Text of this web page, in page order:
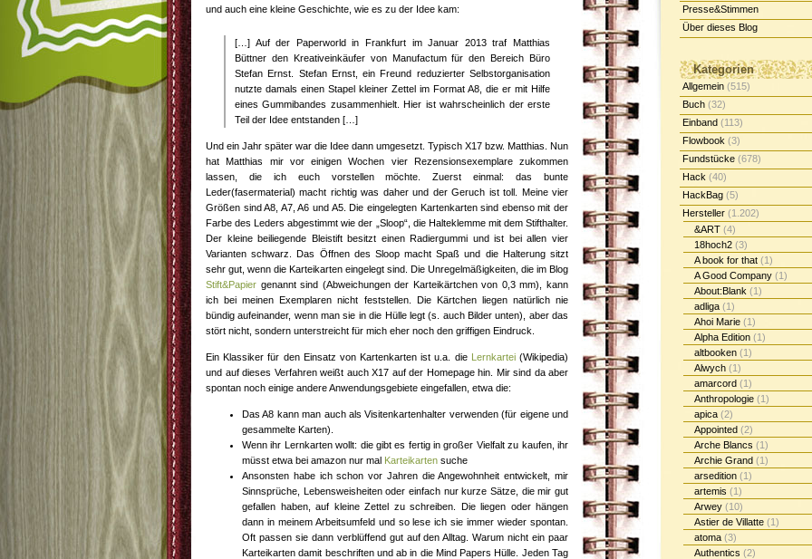
Presse&Stimmen
Über dieses Blog
Kategorien
Allgemein (515)
Buch (32)
Einband (113)
Flowbook (3)
Fundstücke (678)
Hack (40)
HackBag (5)
Hersteller (1.202)
&ART (4)
18hoch2 (3)
A book for that (1)
A Good Company (1)
About:Blank (1)
adliga (1)
Ahoi Marie (1)
Alpha Edition (1)
altbooken (1)
Alwych (1)
amarcord (1)
Anthropologie (1)
apica (2)
Appointed (2)
Arche Blancs (1)
Archie Grand (1)
arsedition (1)
artemis (1)
Arwey (10)
Astier de Villatte (1)
atoma (3)
Authentics (2)
und auch eine kleine Geschichte, wie es zu der Idee kam:
[…] Auf der Paperworld in Frankfurt im Januar 2013 traf Matthias
Büttner den Kreativeinkäufer von Manufactum für den Bereich Büro
Stefan Ernst. Stefan Ernst, ein Freund reduzierter Selbstorganisation
nutzte damals einen Stapel kleiner Zettel im Format A8, die er mit Hilfe
eines Gummibandes zusammenhielt. Hier ist wahrscheinlich der erste
Teil der Idee entstanden […]
Und ein Jahr später war die Idee dann umgesetzt. Typisch X17 bzw. Matthias. Nun
hat Matthias mir vor einigen Wochen vier Rezensionsexemplare zukommen
lassen, die ich euch vorstellen möchte. Zuerst einmal: das bunte
Leder(fasermaterial) macht richtig was daher und der Geruch ist toll. Meine vier
Größen sind A8, A7, A6 und A5. Die eingelegten Kartenkarten sind ebenso mit der
Farbe des Leders abgestimmt wie der „Sloop“, die Halteklemme mit dem Stifthalter.
Der kleine beiliegende Bleistift besitzt einen Radiergummi und ist bei allen vier
Varianten schwarz. Das Öffnen des Sloop macht Spaß und die Halterung sitzt
sehr gut, wenn die Karteikarten eingelegt sind. Die Unregelmäßigkeiten, die im Blog
Stift&Papier genannt sind (Abweichungen der Karteikärtchen von 0,3 mm), kann
ich bei meinen Exemplaren nicht feststellen. Die Kärtchen liegen natürlich nie
bündig aufeinander, wenn man sie in die Hülle legt (s. auch Bilder unten), aber das
stört nicht, sondern unterstreicht für mich eher noch den griffigen Eindruck.
Ein Klassiker für den Einsatz von Kartenkarten ist u.a. die Lernkartei(Wikipedia)
und auf dieses Verfahren weißt auch X17 auf der Homepage hin. Mir sind da aber
spontan noch einige andere Anwendungsgebiete eingefallen, etwa die:
Das A8 kann man auch als Visitenkartenhalter verwenden (für eigene und
gesammelte Karten).
Wenn ihr Lernkarten wollt: die gibt es fertig in großer Vielfalt zu kaufen, ihr
müsst etwa bei amazon nur mal Karteikarten suche
Ansonsten habe ich schon vor Jahren die Angewohnheit entwickelt, mir
Sinnsprüche, Lebensweisheiten oder einfach nur kurze Sätze, die mir gut
gefallen haben, auf kleine Zettel zu schreiben. Die liegen oder hängen
dann in meinem Arbeitsumfeld und so lese ich sie immer wieder spontan.
Oft passen sie dann verblüffend gut auf den Alltag. Warum nicht ein paar
Karteikarten damit beschriften und ab in die Mind Papers Hülle. Jeden Tag